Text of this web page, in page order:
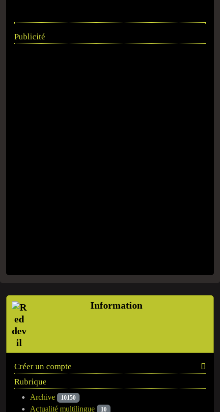
Information
Créer un compte
Rubrique
Archive 10150
Actualité multilingue 10
Publicité